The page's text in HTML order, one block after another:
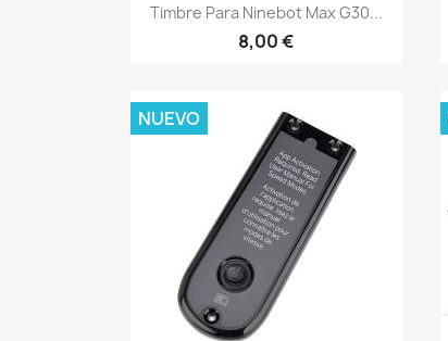
Vista rápida
Timbre Para Ninebot Max G30...
8,00 €
NUEVO